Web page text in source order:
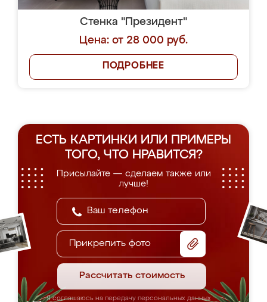
Стенка "Президент"
Цена: от 28 000 руб.
ПОДРОБНЕЕ
ЕСТЬ КАРТИНКИ ИЛИ ПРИМЕРЫ
ТОГО, ЧТО НРАВИТСЯ?
Присылайте — сделаем также или
лучше!
Прикрепить фото
Рассчитать стоимость
Я соглашаюсь на передачу персональных данных